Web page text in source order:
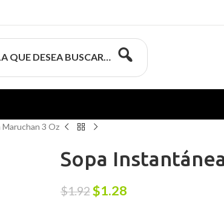
QUE DESEA BUSCAR…
3 Oz
Sopa
$1.92$1.28